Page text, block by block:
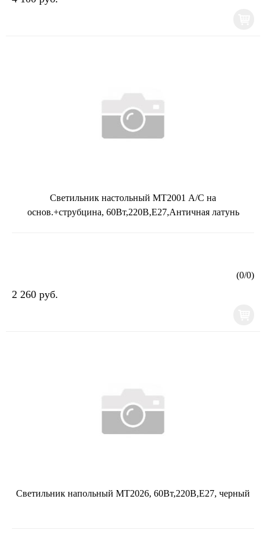
Светильник настольный МТ2001 А/С на
основ.+струбцина, 60Вт,220В,Е27,Античная латунь
(0/0)
2 260 руб.
Светильник напольный МТ2026, 60Вт,220В,Е27, черный